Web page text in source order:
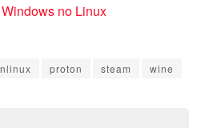
no Linux
proton steam wine